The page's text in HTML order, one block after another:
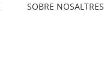
SOBRE NOSALTRES